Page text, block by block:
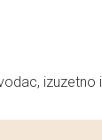
izuzetno